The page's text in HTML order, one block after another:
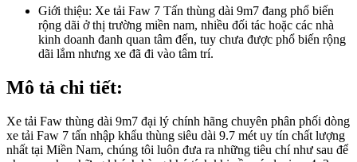
Giới thiệu: Xe tải Faw 7 Tấn thùng dài 9m7 đang phổ biến
rộng dãi ở thị trường miền nam, nhiều đối tác hoặc các nhà
kinh doanh đanh quan tâm đến, tuy chưa được phổ biến rộng
dãi lắm nhưng xe đã đi vào tâm trí.
Mô tả chi tiết:
Xe tải Faw thùng dài 9m7 đại lý chính hãng chuyên phân phối dòng
xe tải Faw 7 tấn nhập khẩu thùng siêu dài 9.7 mét uy tín chất lượng
nhất tại Miền Nam, chúng tôi luôn đưa ra những tiêu chí như sau để